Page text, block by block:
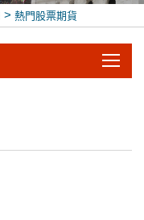
> 熱門股票期貨